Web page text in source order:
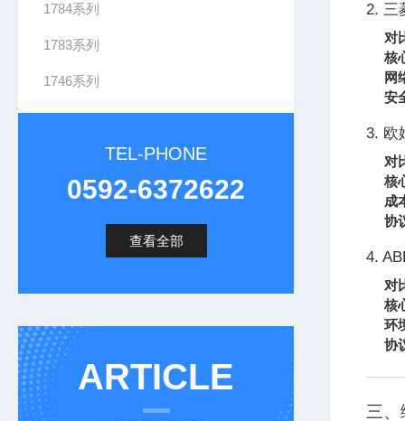
1784系列
1783系列
1746系列
TEL-PHONE
0592-6372622
查看全部
ARTICLE
2. 三
对
核
网
安
3. 欧
对
核
成
协
4.
对
核
环
协
三、